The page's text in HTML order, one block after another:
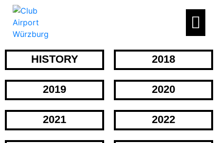
HISTORY 2018
2019 2020
2021 2022